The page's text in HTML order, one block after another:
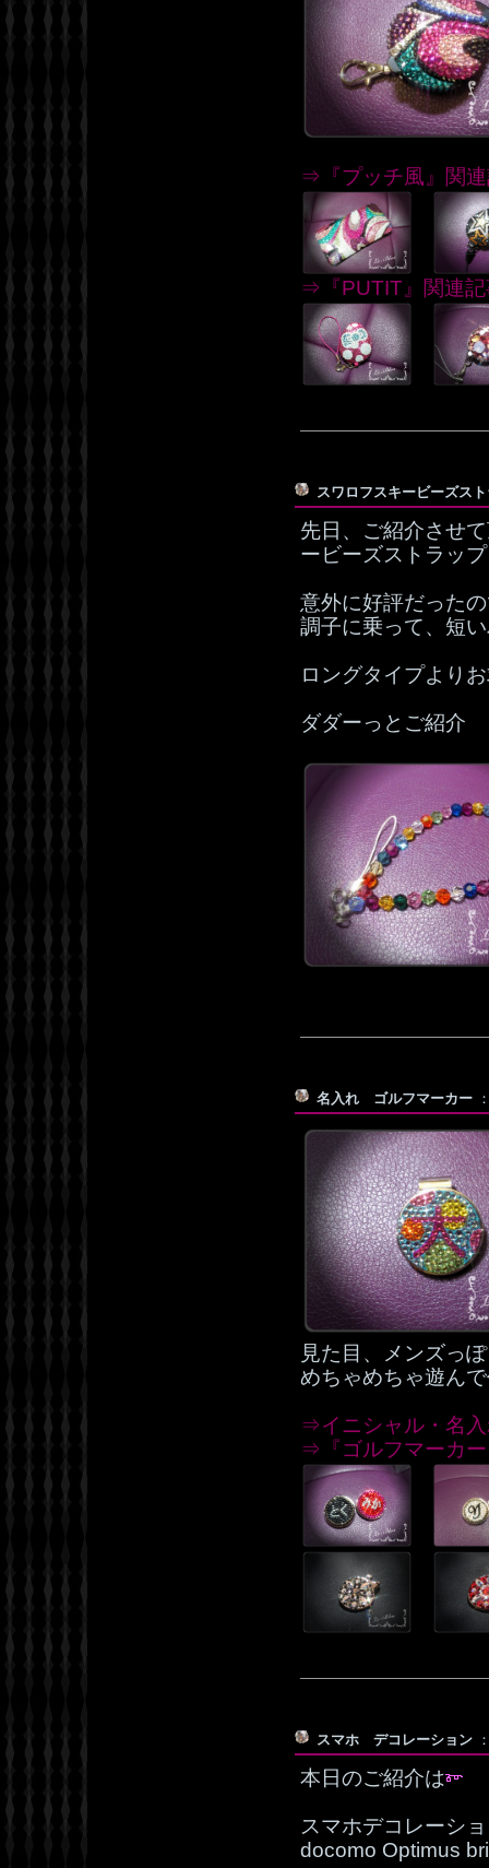
⇒『プッチ風』関
⇒『PUTIT』関連記
スワロフスキービーズス
先日、ご紹介させ
ービーズストラップ
意外に好評だった
調子に乗って、短
ロングタイプより
ダダーっとご紹介
名入れ ゴルフマーカー
見た目、メンズっ
めちゃめちゃ遊ん
⇒イニシャル・名
⇒『ゴルフマーカ
スマホ デコレーション
本日のご紹介は
スマホデコレーシ
docomo Optimus